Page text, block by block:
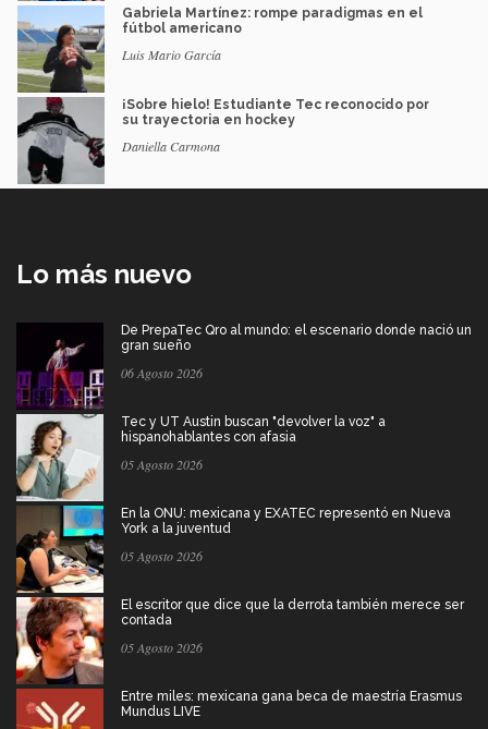
Gabriela Martínez: rompe paradigmas en el
fútbol americano
Luis Mario García
¡Sobre hielo! Estudiante Tec reconocido por
su trayectoria en hockey
Daniella Carmona
Lo más nuevo
De PrepaTec Qro al mundo: el escenario donde nació un
gran sueño
06 Agosto 2026
Tec y UT Austin buscan "devolver la voz" a
hispanohablantes con afasia
05 Agosto 2026
En la ONU: mexicana y EXATEC representó en Nueva
York a la juventud
05 Agosto 2026
El escritor que dice que la derrota también merece ser
contada
05 Agosto 2026
Entre miles: mexicana gana beca de maestría Erasmus
Mundus LIVE